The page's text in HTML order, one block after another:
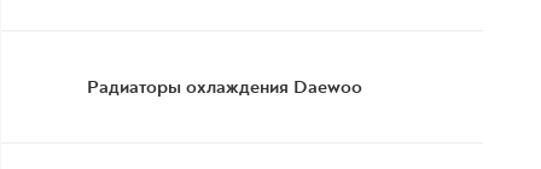
Радиаторы охлаждения Daewoo